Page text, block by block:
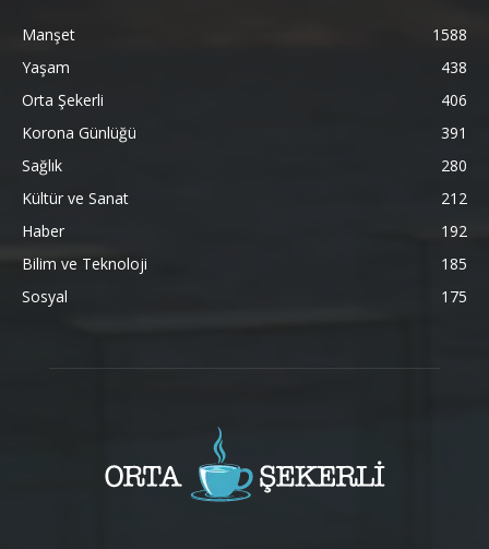
Manşet
1588
Yaşam
438
Orta Şekerli
406
Korona Günlüğü
391
Sağlık
280
Kültür ve Sanat
212
Haber
192
Bilim ve Teknoloji
185
Sosyal
175